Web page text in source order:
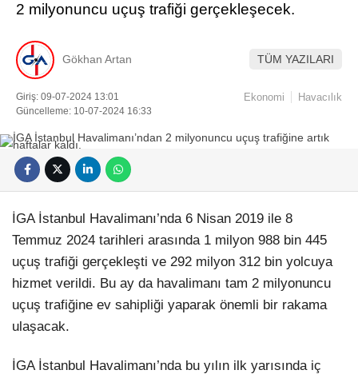
2 milyonuncu uçuş trafiği gerçekleşecek.
Gökhan Artan TÜM YAZILARI
Giriş: 09-07-2024 13:01
Güncelleme: 10-07-2024 16:33
Ekonomi Havacılık
İGA İstanbul Havalimanı’nda 6 Nisan 2019 ile 8
Temmuz 2024 tarihleri arasında 1 milyon 988 bin 445
uçuş trafiği gerçekleşti ve 292 milyon 312 bin yolcuya
hizmet verildi. Bu ay da havalimanı tam 2 milyonuncu
uçuş trafiğine ev sahipliği yaparak önemli bir rakama
ulaşacak.
İGA İstanbul Havalimanı’nda bu yılın ilk yarısında iç